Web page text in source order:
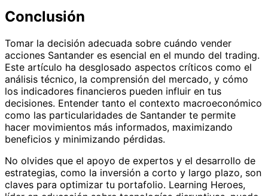
Conclusión
Tomar la decisión adecuada sobre cuándo vender
acciones Santander es esencial en el mundo del trading.
Este artículo ha desglosado aspectos críticos como el
análisis técnico, la comprensión del mercado, y cómo
los indicadores financieros pueden influir en tus
decisiones. Entender tanto el contexto macroeconómico
como las particularidades de Santander te permite
hacer movimientos más informados, maximizando
beneficios y minimizando pérdidas.
No olvides que el apoyo de expertos y el desarrollo de
estrategias, como la inversión a corto y largo plazo, son
claves para optimizar tu portafolio. Learning Heroes,